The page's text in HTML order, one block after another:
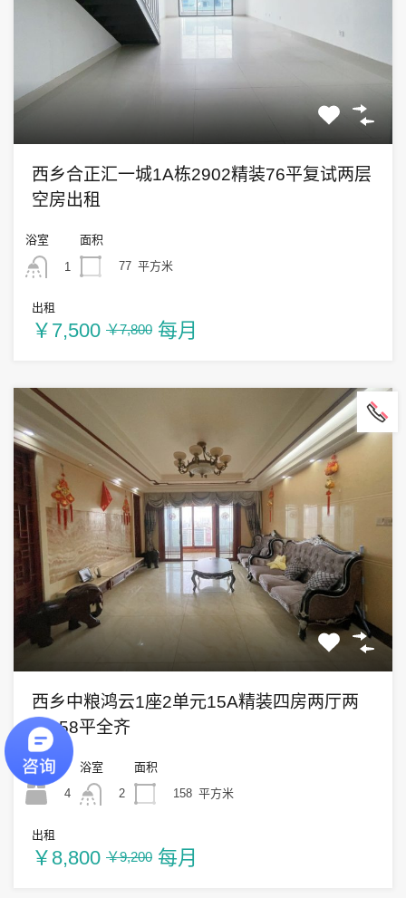
西乡合正汇一城1A栋2902精装76平复试两层
空房出租
浴室
1
面积
77 平方米
出租
￥7,500 ￥7,800 每月
西乡中粮鸿云1座2单元15A精装四房两厅两
卫158平全齐
卧室
4
浴室
2
面积
158 平方米
出租
￥8,800 ￥9,200 每月